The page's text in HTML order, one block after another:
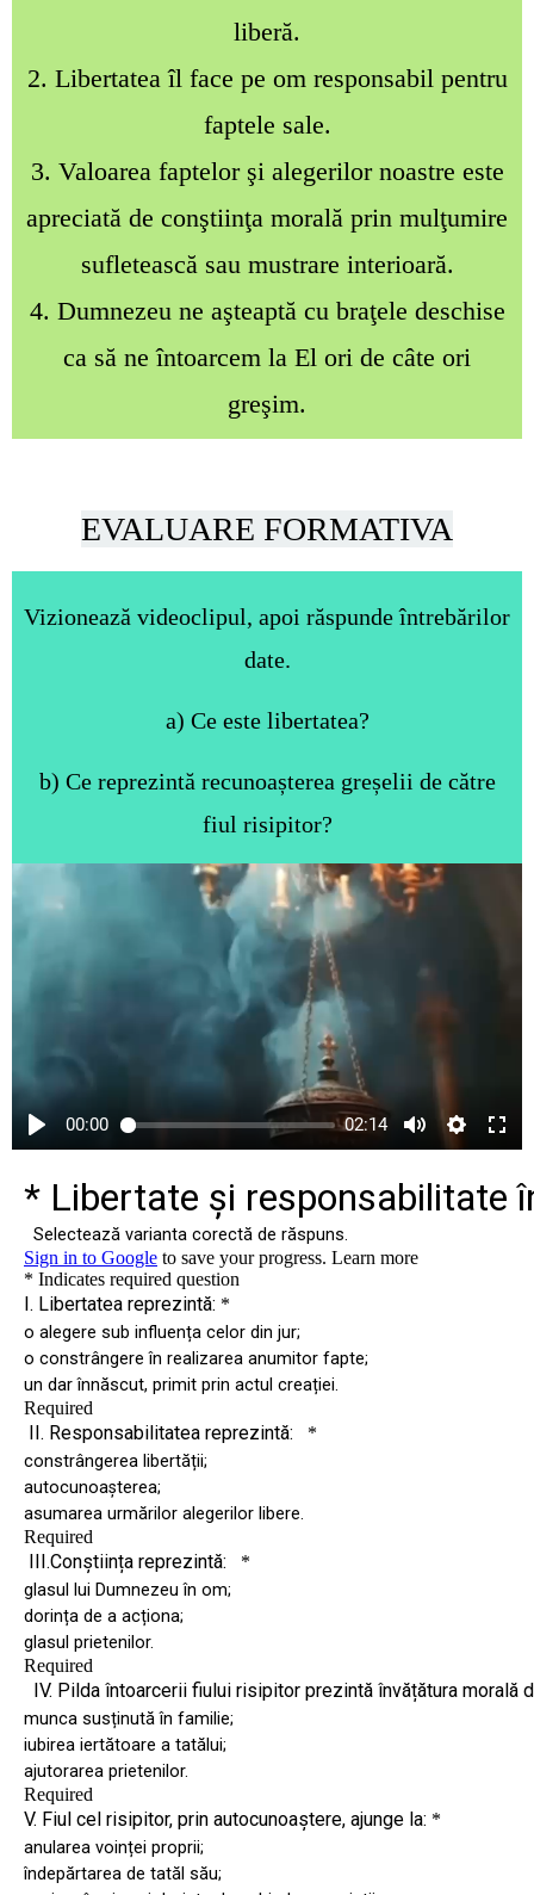
liberă.
2. Libertatea îl face pe om responsabil pentru
faptele sale.
3. Valoarea faptelor şi alegerilor noastre este
apreciată de conştiinţa morală prin mulţumire
sufletească sau mustrare interioară.
4. Dumnezeu ne aşteaptă cu braţele deschise
ca să ne întoarcem la El ori de câte ori
greşim.
EVALUARE FORMATIVA
Vizionează videoclipul, apoi răspunde întrebărilor
date.
a) Ce este libertatea?
b) Ce reprezintă recunoașterea greșelii de către
fiul risipitor?
00:00 02:14